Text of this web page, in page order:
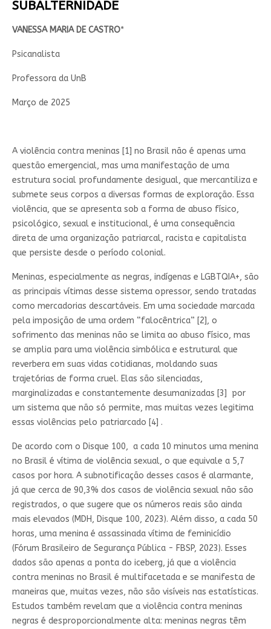
SUBALTERNIDADE
VANESSA MARIA DE CASTRO*
Psicanalista
Professora da UnB
Março de 2025
A violência contra meninas [1] no Brasil não é apenas uma
questão emergencial, mas uma manifestação de uma
estrutura social profundamente desigual, que mercantiliza e
submete seus corpos a diversas formas de exploração. Essa
violência, que se apresenta sob a forma de abuso físico,
psicológico, sexual e institucional, é uma consequência
direta de uma organização patriarcal, racista e capitalista
que persiste desde o período colonial.
Meninas, especialmente as negras, indígenas e LGBTQIA+, são
as principais vítimas desse sistema opressor, sendo tratadas
como mercadorias descartáveis. Em uma sociedade marcada
pela imposição de uma ordem “falocêntrica” [2], o
sofrimento das meninas não se limita ao abuso físico, mas
se amplia para uma violência simbólica e estrutural que
reverbera em suas vidas cotidianas, moldando suas
trajetórias de forma cruel. Elas são silenciadas,
marginalizadas e constantemente desumanizadas [3] por
um sistema que não só permite, mas muitas vezes legitima
essas violências pelo patriarcado [4] .
De acordo com o Disque 100, a cada 10 minutos uma menina
no Brasil é vítima de violência sexual, o que equivale a 5,7
casos por hora. A subnotificação desses casos é alarmante,
já que cerca de 90,3% dos casos de violência sexual não são
registrados, o que sugere que os números reais são ainda
mais elevados (MDH, Disque 100, 2023). Além disso, a cada 50
horas, uma menina é assassinada vítima de feminicídio
(Fórum Brasileiro de Segurança Pública - FBSP, 2023). Esses
dados são apenas a ponta do iceberg, já que a violência
contra meninas no Brasil é multifacetada e se manifesta de
maneiras que, muitas vezes, não são visíveis nas estatísticas.
Estudos também revelam que a violência contra meninas
negras é desproporcionalmente alta: meninas negras têm